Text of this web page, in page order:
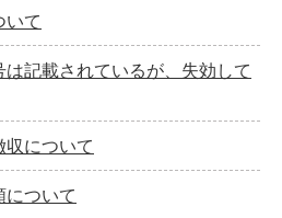
て
記載されているが、失効して
について
ついて